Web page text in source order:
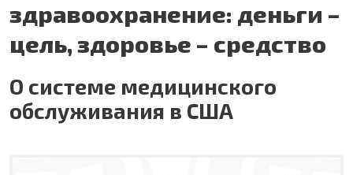
здравоохранение: деньги –
цель, здоровье – средство
О системе медицинского
обслуживания в США